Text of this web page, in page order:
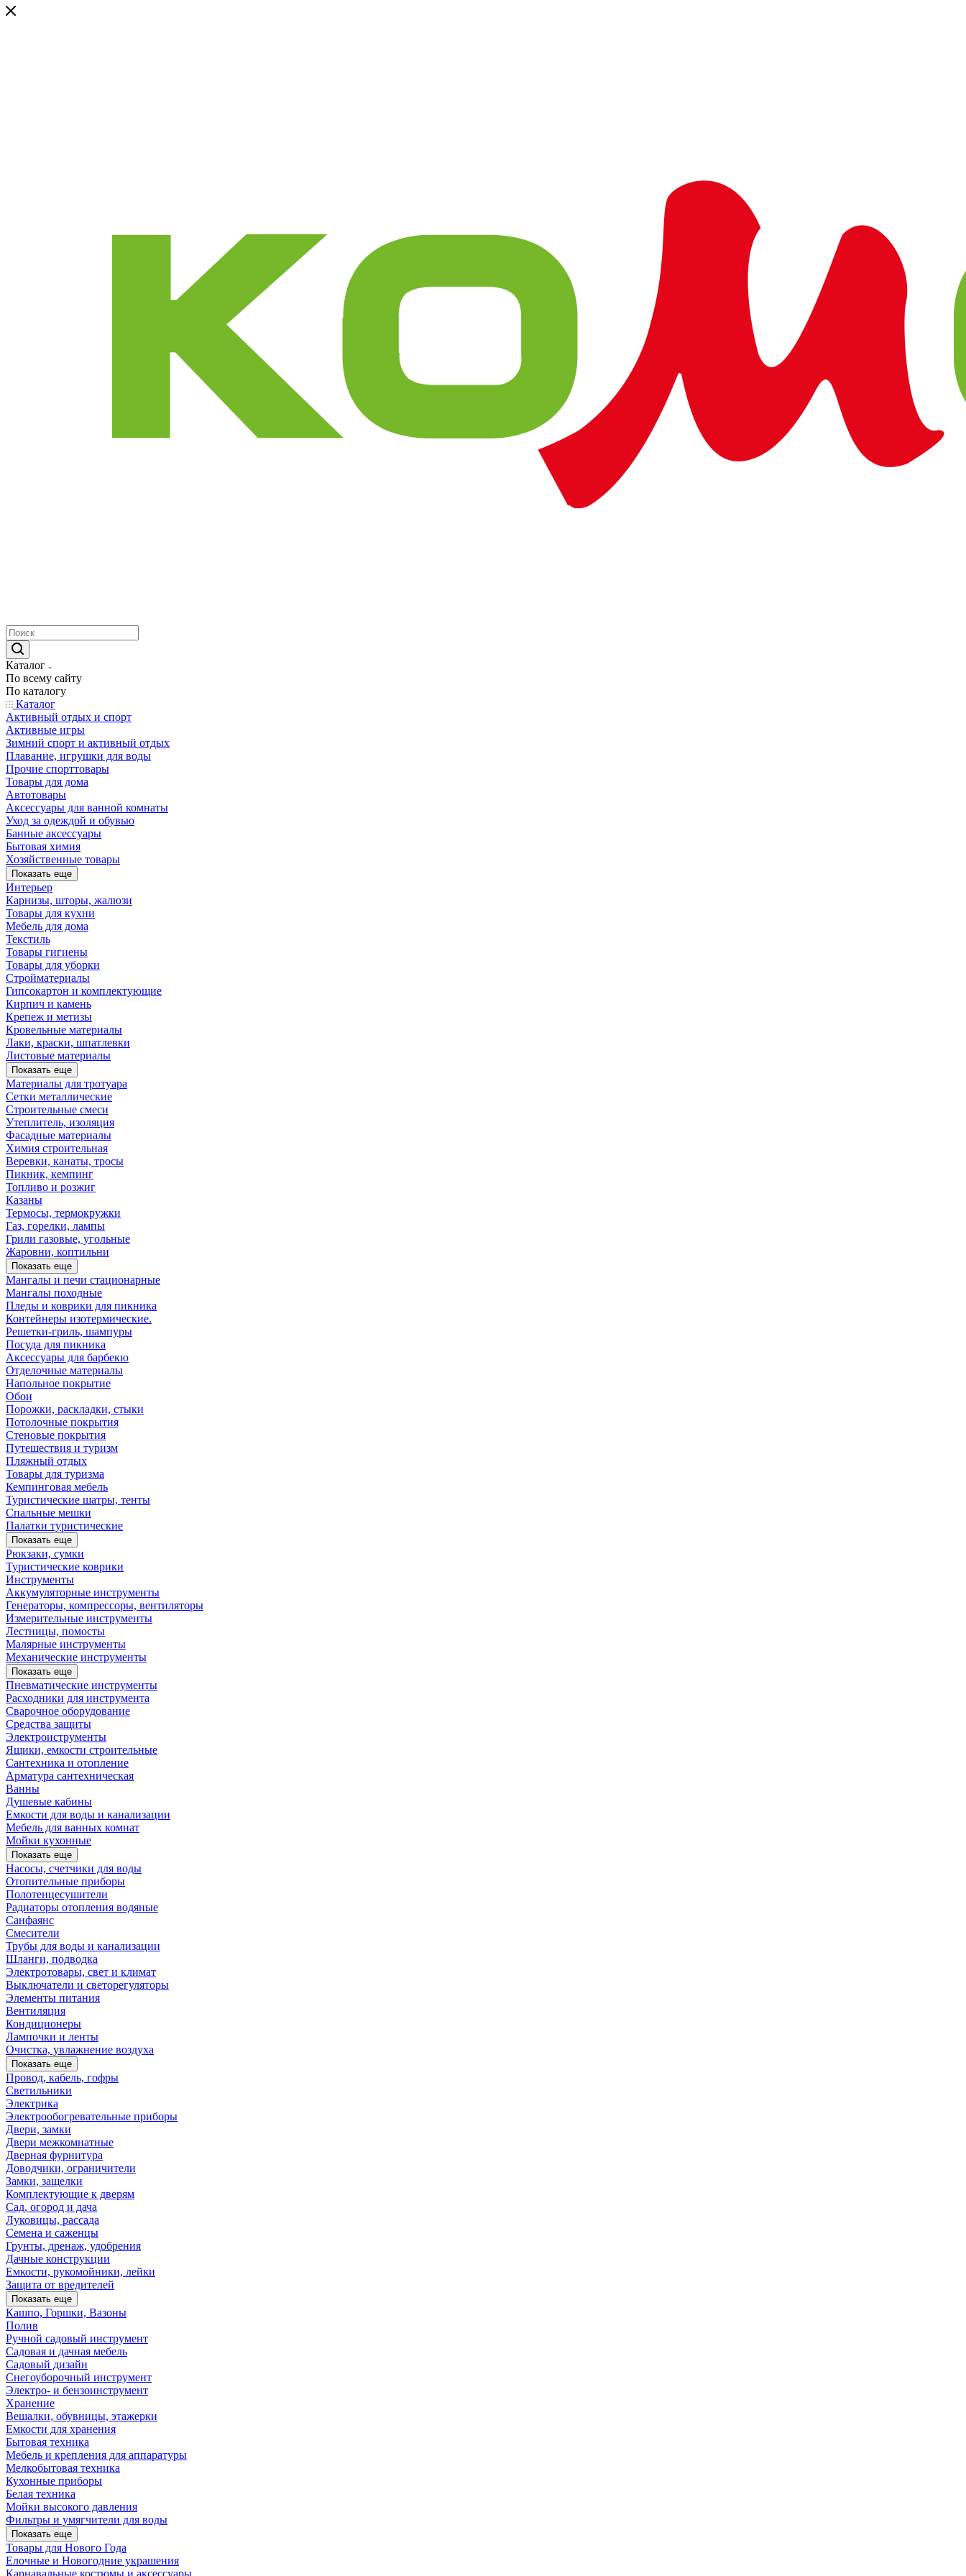
Каталог
По всему сайту
По каталогу
Каталог
Активный отдых и спорт
Активные игры
Зимний спорт и активный отдых
Плавание, игрушки для воды
Прочие спорттовары
Товары для дома
Автотовары
Аксессуары для ванной комнаты
Уход за одеждой и обувью
Банные аксессуары
Бытовая химия
Хозяйственные товары
Показать еще
Интерьер
Карнизы, шторы, жалюзи
Товары для кухни
Мебель для дома
Текстиль
Товары гигиены
Товары для уборки
Стройматериалы
Гипсокартон и комплектующие
Кирпич и камень
Крепеж и метизы
Кровельные материалы
Лаки, краски, шпатлевки
Листовые материалы
Показать еще
Материалы для тротуара
Сетки металлические
Строительные смеси
Утеплитель, изоляция
Фасадные материалы
Химия строительная
Веревки, канаты, тросы
Пикник, кемпинг
Топливо и розжиг
Казаны
Термосы, термокружки
Газ, горелки, лампы
Грили газовые, угольные
Жаровни, коптильни
Показать еще
Мангалы и печи стационарные
Мангалы походные
Пледы и коврики для пикника
Контейнеры изотермические.
Решетки-гриль, шампуры
Посуда для пикника
Аксессуары для барбекю
Отделочные материалы
Напольное покрытие
Обои
Порожки, раскладки, стыки
Потолочные покрытия
Стеновые покрытия
Путешествия и туризм
Пляжный отдых
Товары для туризма
Кемпинговая мебель
Туристические шатры, тенты
Спальные мешки
Палатки туристические
Показать еще
Рюкзаки, сумки
Туристические коврики
Инструменты
Аккумуляторные инструменты
Генераторы, компрессоры, вентиляторы
Измерительные инструменты
Лестницы, помосты
Малярные инструменты
Механические инструменты
Показать еще
Пневматические инструменты
Расходники для инструмента
Сварочное оборудование
Средства защиты
Электроиструменты
Ящики, емкости строительные
Сантехника и отопление
Арматура сантехническая
Ванны
Душевые кабины
Емкости для воды и канализации
Мебель для ванных комнат
Мойки кухонные
Показать еще
Насосы, счетчики для воды
Отопительные приборы
Полотенцесушители
Радиаторы отопления водяные
Санфаянс
Смесители
Трубы для воды и канализации
Шланги, подводка
Электротовары, свет и климат
Выключатели и светорегуляторы
Элементы питания
Вентиляция
Кондиционеры
Лампочки и ленты
Очистка, увлажнение воздуха
Показать еще
Провод, кабель, гофры
Светильники
Электрика
Электрообогревательные приборы
Двери, замки
Двери межкомнатные
Дверная фурнитура
Доводчики, ограничители
Замки, защелки
Комплектующие к дверям
Сад, огород и дача
Луковицы, рассада
Семена и саженцы
Грунты, дренаж, удобрения
Дачные конструкции
Емкости, рукомойники, лейки
Защита от вредителей
Показать еще
Кашпо, Горшки, Вазоны
Полив
Ручной садовый инструмент
Садовая и дачная мебель
Садовый дизайн
Снегоуборочный инструмент
Электро- и бензоинструмент
Хранение
Вешалки, обувницы, этажерки
Емкости для хранения
Бытовая техника
Мебель и крепления для аппаратуры
Мелкобытовая техника
Кухонные приборы
Белая техника
Мойки высокого давления
Фильтры и умягчители для воды
Показать еще
Товары для Нового Года
Елочные и Новогодние украшения
Карнавальные костюмы и аксессуары